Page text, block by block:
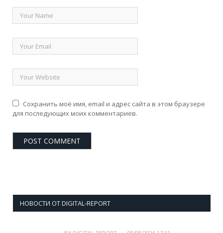
Сохранить моё имя, email и адрес сайта в этом браузере
для последующих моих комментариев.
НОВОСТИ ОТ DIGITAL-REPORT